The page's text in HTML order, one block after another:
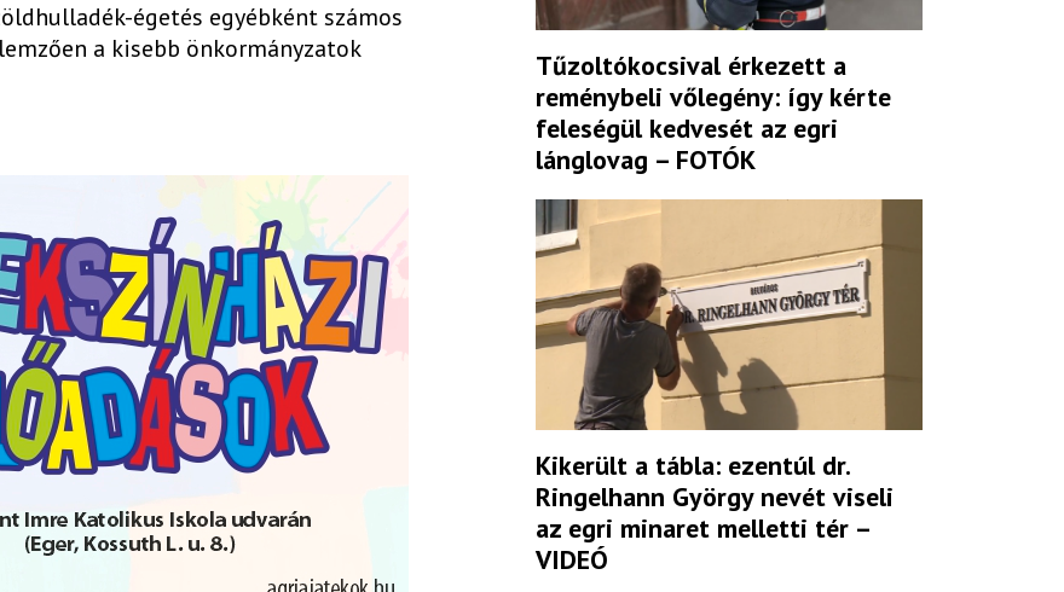
égetés egyébként számos
a kisebb önkormányzatok
Tűzoltókocsival érkezett a
reménybeli vőlegény: így kérte
feleségül kedvesét az egri
lánglovag – FOTÓK
Kikerült a tábla: ezentúl dr.
Ringelhann György nevét viseli
az egri minaret melletti tér –
VIDEÓ